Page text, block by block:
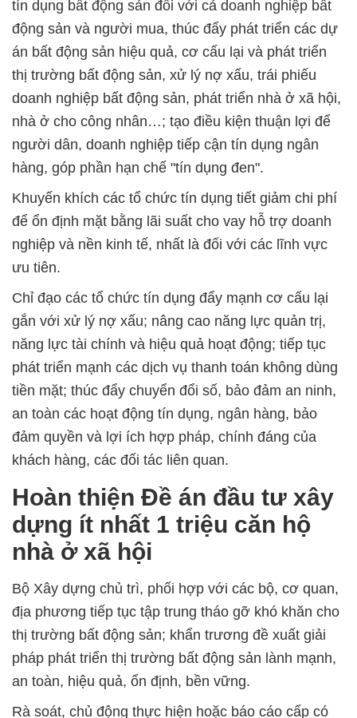
tín dụng bất động sản đối với cả doanh nghiệp bất
động sản và người mua, thúc đẩy phát triển các dự
án bất động sản hiệu quả, cơ cấu lại và phát triển
thị trường bất động sản, xử lý nợ xấu, trái phiếu
doanh nghiệp bất động sản, phát triển nhà ở xã hội,
nhà ở cho công nhân…; tạo điều kiện thuận lợi để
người dân, doanh nghiệp tiếp cận tín dụng ngân
hàng, góp phần hạn chế "tín dụng đen".
Khuyến khích các tổ chức tín dụng tiết giảm chi phí
để ổn định mặt bằng lãi suất cho vay hỗ trợ doanh
nghiệp và nền kinh tế, nhất là đối với các lĩnh vực
ưu tiên.
Chỉ đạo các tổ chức tín dụng đẩy mạnh cơ cấu lại
gắn với xử lý nợ xấu; nâng cao năng lực quản trị,
năng lực tài chính và hiệu quả hoạt động; tiếp tục
phát triển mạnh các dịch vụ thanh toán không dùng
tiền mặt; thúc đẩy chuyển đổi số, bảo đảm an ninh,
an toàn các hoạt động tín dụng, ngân hàng, bảo
đảm quyền và lợi ích hợp pháp, chính đáng của
khách hàng, các đối tác liên quan.
Hoàn thiện Đề án đầu tư xây
dựng ít nhất 1 triệu căn hộ
nhà ở xã hội
Bộ Xây dựng chủ trì, phối hợp với các bộ, cơ quan,
địa phương tiếp tục tập trung tháo gỡ khó khăn cho
thị trường bất động sản; khẩn trương đề xuất giải
pháp phát triển thị trường bất động sản lành mạnh,
an toàn, hiệu quả, ổn định, bền vững.
Rà soát, chủ động thực hiện hoặc báo cáo cấp có